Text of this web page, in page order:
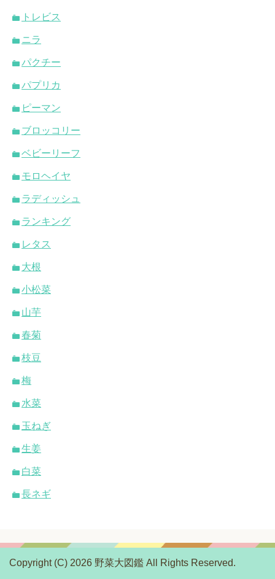
トレビス
ニラ
パクチー
パプリカ
ピーマン
ブロッコリー
ベビーリーフ
モロヘイヤ
ラディッシュ
ランキング
レタス
大根
小松菜
山芋
春菊
枝豆
梅
水菜
玉ねぎ
生姜
白菜
長ネギ
Copyright (C) 2026 野菜大図鑑 All Rights Reserved.